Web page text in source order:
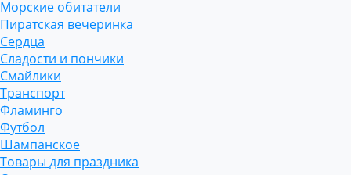
Морские обитатели
Пиратская вечеринка
Сердца
Сладости и пончики
Смайлики
Транспорт
Фламинго
Футбол
Шампанское
Товары для праздника